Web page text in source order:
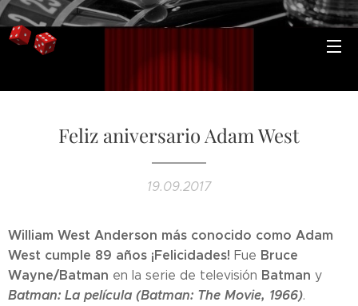
Feliz aniversario Adam West
19.09.2017
William West Anderson más conocido como Adam
West cumple 89 años ¡Felicidades! Fue Bruce
Wayne/Batman en la serie de televisión Batman y
Batman: La película (Batman: The Movie, 1966).